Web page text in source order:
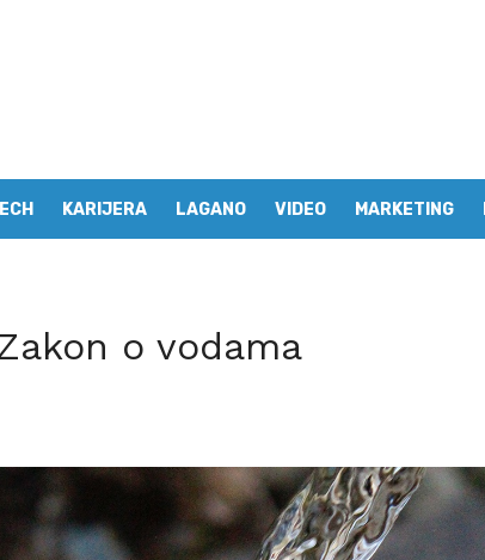
KARIJERA LAGANO VIDEO MARKETING
o vodama